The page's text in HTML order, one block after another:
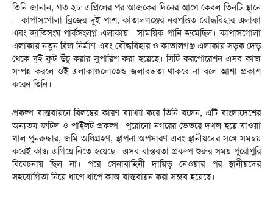
তিনি জানান, গত ২৮ এপ্রিলের পর আজকের দিনের আগে কেবল তিনটি স্থানে
—কাপাসগোলা ব্রিজের দুই পাশ, কাতালগঞ্জের নবপণ্ডিত বৌদ্ধবিহার এলাকা
এবং জাতিসংঘ পার্কসংলগ্ন এলাকায়—সাময়িক পানি জমেছিল। কাপাসগোলা
এলাকায় নতুন ব্রিজ নির্মাণ এবং বৌদ্ধবিহার ও কাতালগঞ্জ এলাকায় সড়ক দেড়
থেকে দুই ফুট উঁচু করার সুপারিশ করা হয়েছে। সিটি করপোরেশন এসব কাজ
সম্পন্ন করলে ওই এলাকাগুলোতেও জলাবদ্ধতা থাকবে না বলে আশা প্রকাশ
করেন তিনি।
প্রকল্প বাস্তবায়নে বিলম্বের কারণ ব্যাখ্যা করে তিনি বলেন, এটি বাংলাদেশের
অন্যতম জটিল ও পাইলট প্রকল্প। পুরোনো নগরের ভেতরে দখল হয়ে যাওয়া
খাল পুনরুদ্ধার, জমি অধিগ্রহণ, স্থাপনা অপসারণ এবং স্থানীয়দের সঙ্গে সমন্বয়
করেই কাজ এগিয়ে নিতে হয়েছে। এসব বাস্তবতা প্রকল্প শুরুর সময় পুরোপুরি
বিবেচনায় ছিল না। পরে সেনাবাহিনী দায়িত্ব নেওয়ার পর স্থানীয়দের
সহযোগিতা নিয়ে ধাপে ধাপে কাজ বাস্তবায়ন করা সম্ভব হয়েছে।